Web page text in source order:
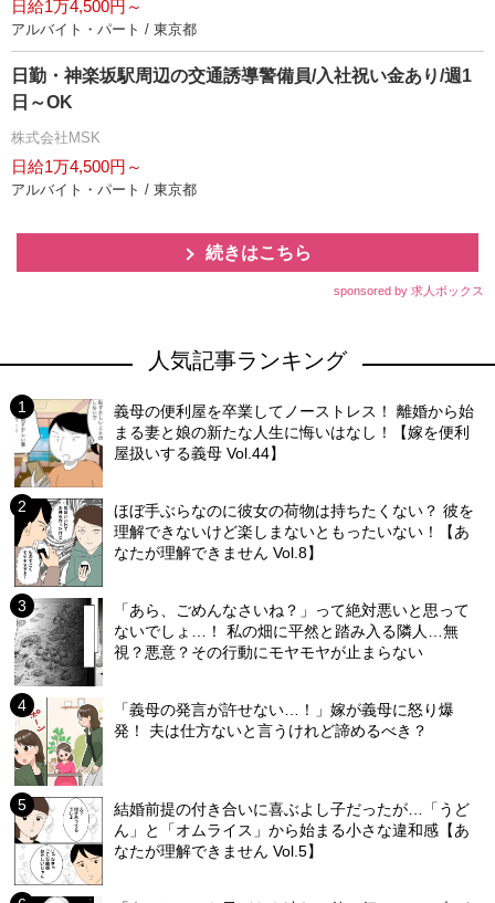
日給1万4,500円～
アルバイト・パート / 東京都
日勤・神楽坂駅周辺の交通誘導警備員/入社祝い金あり/週1
日～OK
株式会社MSK
日給1万4,500円～
アルバイト・パート / 東京都
続きはこちら
sponsored by 求人ボックス
人気記事ランキング
義母の便利屋を卒業してノーストレス！ 離婚から始
まる妻と娘の新たな人生に悔いはなし！【嫁を便利
屋扱いする義母 Vol.44】
ほぼ手ぶらなのに彼女の荷物は持ちたくない？ 彼を
理解できないけど楽しまないともったいない！【あ
なたが理解できません Vol.8】
「あら、ごめんなさいね？」って絶対悪いと思って
ないでしょ…！ 私の畑に平然と踏み入る隣人…無
視？悪意？その行動にモヤモヤが止まらない
「義母の発言が許せない…！」嫁が義母に怒り爆
発！ 夫は仕方ないと言うけれど諦めるべき？
結婚前提の付き合いに喜ぶよし子だったが…「うど
ん」と「オムライス」から始まる小さな違和感【あ
なたが理解できません Vol.5】